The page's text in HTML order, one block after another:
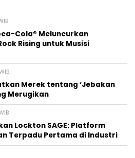
Cola® Meluncurkan
Rising untuk Musisi
Merek tentang ‘Jebakan
Merugikan
Lockton SAGE: Platform
Terpadu Pertama di Industri